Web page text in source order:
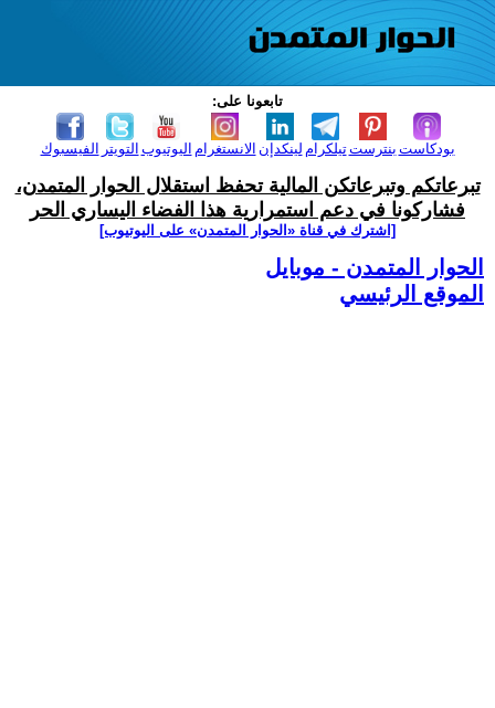
تابعونا على:
الفيسبوك التويتر اليوتيوب الانستغرام لينكدإن تيلكرامبنترست بودكاست
تبرعاتكم وتبرعاتكن المالية تحفظ استقلال الحوار المتمدن،
فشاركونا في دعم استمرارية هذا الفضاء اليساري الحر
[اشترك في قناة ‫«الحوار المتمدن» على اليوتيوب]
الحوار المتمدن - موبايل
الموقع الرئيسي